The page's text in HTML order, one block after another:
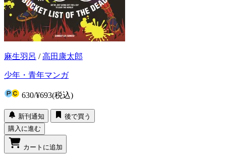
麻生羽呂 /高田康太郎
少年・青年マンガ
630/¥693(税込)
新刊通知
後で買う
購入に進む
カートに追加